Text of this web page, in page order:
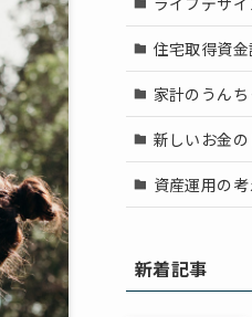
住宅取得資
家計のうんち
新しいお金
資産運用の
新着記事